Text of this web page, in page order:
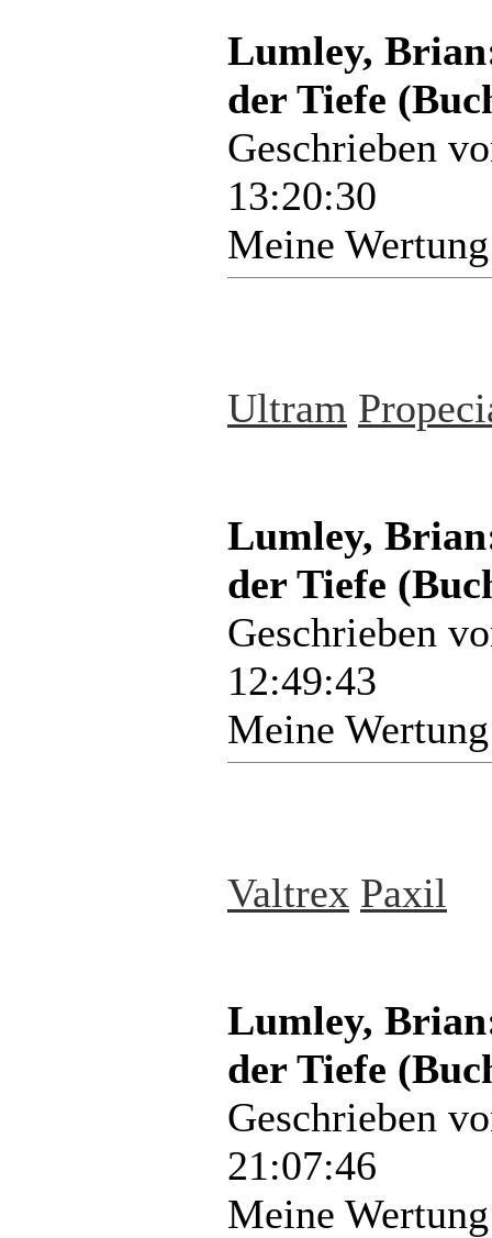
Lumley,
der Tiefe
Geschrieben
13:20:30
Meine
Ultram
Lumley,
der Tiefe
Geschrieben
12:49:43
Meine
Valtrex Paxil
Lumley,
der Tiefe
Geschrieben
21:07:46
Meine